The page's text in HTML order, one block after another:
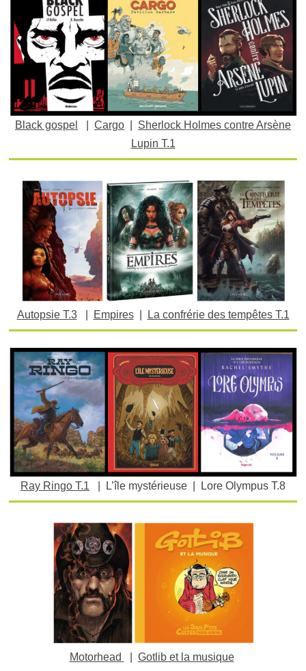
Black gospel Cargo
Sherlock Holmes contre Arsène
Lupin T.1
Autopsie T.3| Empires| La confrérie des tempêtes T.1
Ray Ringo T.1 | L’île mystérieuse | Lore Olympus T.8
Motorhead Gotlib et la musique